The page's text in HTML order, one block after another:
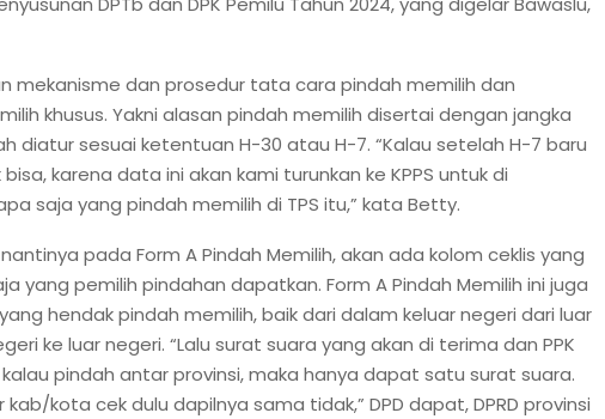
mekanisme dan prosedur tata cara pindah memilih dan
khusus. Yakni alasan pindah memilih disertai dengan jangka
diatur sesuai ketentuan H-30 atau H-7. “Kalau setelah H-7 baru
karena data ini akan kami turunkan ke KPPS untuk di
saja yang pindah memilih di TPS itu,” kata Betty.
pada Form A Pindah Memilih, akan ada kolom ceklis yang
yang pemilih pindahan dapatkan. Form A Pindah Memilih ini juga
hendak pindah memilih, baik dari dalam keluar negeri dari luar
ke luar negeri. “Lalu surat suara yang akan di terima dan PPK
pindah antar provinsi, maka hanya dapat satu surat suara.
kota cek dulu dapilnya sama tidak,” DPD dapat, DPRD provinsi